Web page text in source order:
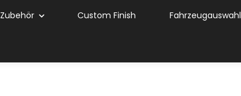
Zubehör Custom Finish Fahrzeugauswahl